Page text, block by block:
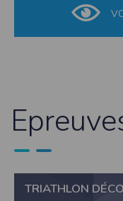
TRIATHLON